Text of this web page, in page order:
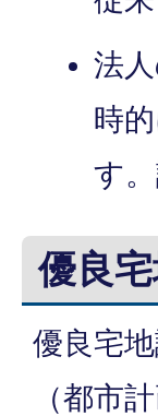
法
時
す
優良
優良宅
（都市